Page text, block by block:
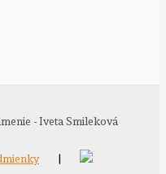
- Iveta Smileková
|